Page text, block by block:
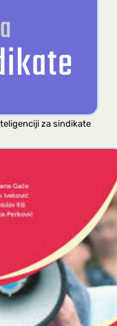
za sindikate